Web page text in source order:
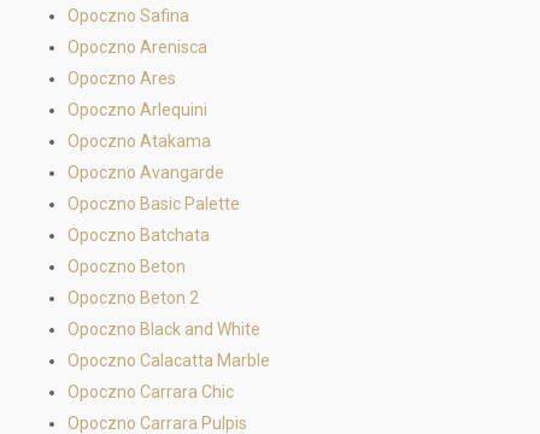
Opoczno Safina
Opoczno Arenisca
Opoczno Ares
Opoczno Arlequini
Opoczno Atakama
Opoczno Avangarde
Opoczno Basic Palette
Opoczno Batchata
Opoczno Beton
Opoczno Beton 2
Opoczno Black and White
Opoczno Calacatta Marble
Opoczno Carrara Chic
Opoczno Carrara Pulpis